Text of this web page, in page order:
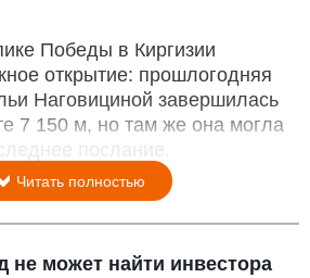
Победы в Киргизии
открытие: прошлогодняя
Наговициной завершилась
7 150 м, но там же она могла
послание.
Читать полностью
не может найти инвестора